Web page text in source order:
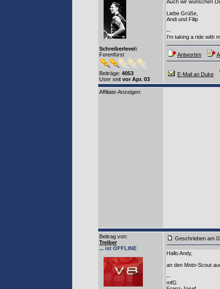
Schreiberlevel:
Forenfürst
Beiträge: 4053
User seit vor Apr. 03
Auch wir wünschen
Liebe Grüße,
Andi und Filip
--
I'm taking a ride with
Antworten
E-Mail an Duke
Affiliate-Anzeigen:
Beitrag von:
Treiber
... ist OFFLINE
Geschrieben am
Hallo Andy,
an den Moto-Scout
--
mfG